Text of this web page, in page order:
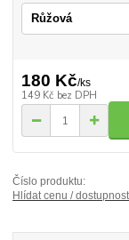
180 Kč/ks
149 Kč bez DPH
Číslo produktu:
Hlídat cenu / dostupnost